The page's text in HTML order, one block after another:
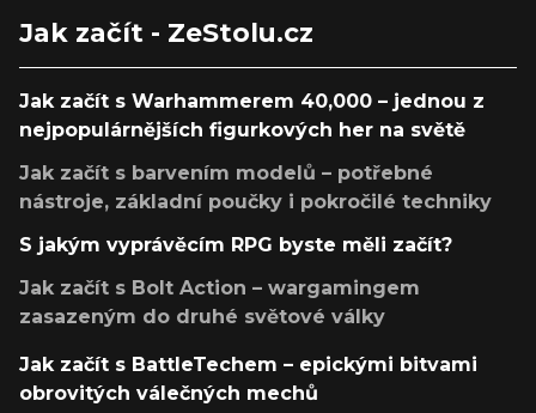
Jak začít - ZeStolu.cz
Jak začít s Warhammerem 40,000 – jednou z
nejpopulárnějších figurkových her na světě
Jak začít s barvením modelů – potřebné
nástroje, základní poučky i pokročilé techniky
S jakým vyprávěcím RPG byste měli začít?
Jak začít s Bolt Action – wargamingem
zasazeným do druhé světové války
Jak začít s BattleTechem – epickými bitvami
obrovitých válečných mechů